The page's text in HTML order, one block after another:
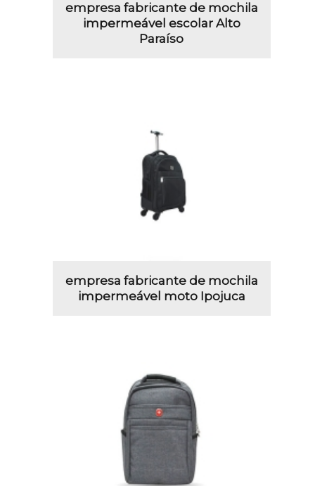
empresa fabricante de mochila
impermeável escolar Alto
Paraíso
empresa fabricante de mochila
impermeável moto Ipojuca